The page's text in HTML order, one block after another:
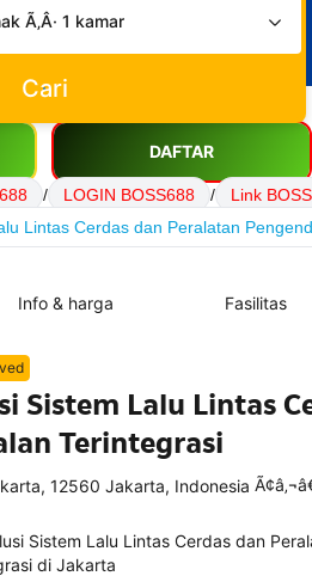
Ã‚Â· 1 kamar
Cari
DAFTAR
/ LOGIN BOSS688 /
Link
Lintas Cerdas dan Peralatan
Info & harga Fasilitas
Sistem Lalu Lintas
Terintegrasi
12560 Jakarta, Indonesia